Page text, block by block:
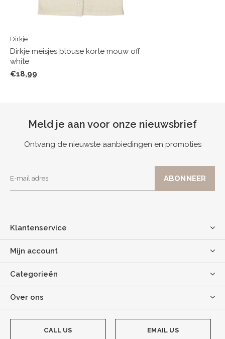
Dirkje
Dirkje meisjes blouse korte mouw off
white
€18,99
Meld je aan voor onze nieuwsbrief
Ontvang de nieuwste aanbiedingen en promoties
Klantenservice
Mijn account
Categorieën
Over ons
CALL US EMAIL US